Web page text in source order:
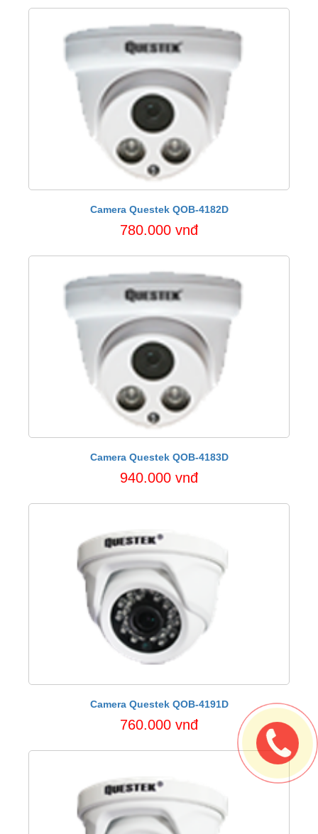
Camera Questek QOB-4182D
780.000 vnđ
Camera Questek QOB-4183D
940.000 vnđ
Camera Questek QOB-4191D
760.000 vnđ